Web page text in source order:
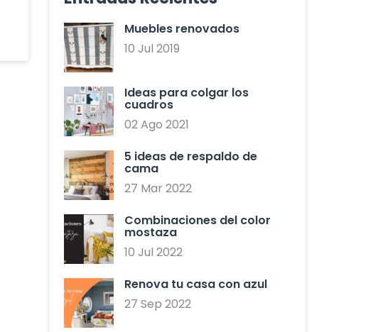
Muebles renovados
10 Jul 2019
Ideas para colgar los
cuadros
02 Ago 2021
5 ideas de respaldo de
cama
27 Mar 2022
Combinaciones del color
mostaza
10 Jul 2022
Renova tu casa con azul
27 Sep 2022